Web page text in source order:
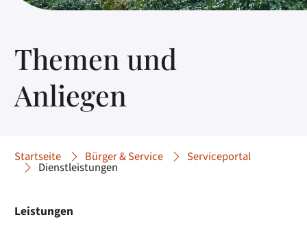
Themen und
Anliegen
Startseite Bürger & Service Serviceportal
Dienstleistungen
Leistungen